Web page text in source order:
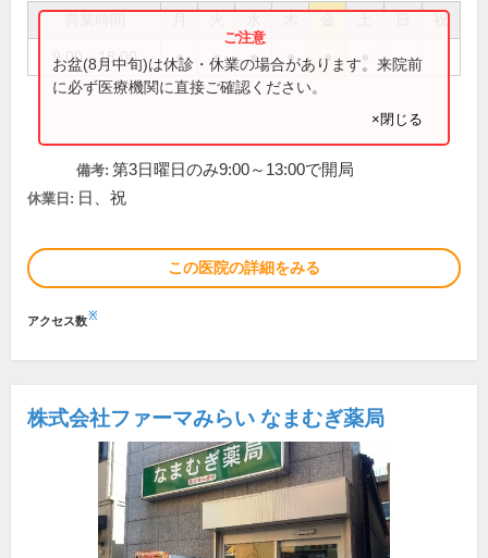
祝
9:00～18:00 ● ● ● ● ●
お盆(8月中旬)は休診・休業の場合があります。来院前
に必ず医療機関に直接ご確認ください。
×閉じる
備考: 第3日曜日のみ9:00～13:00で開局
休業日: 日、祝
この医院の詳細をみる
アクセス数※
株式会社ファーマみらい なまむぎ薬局